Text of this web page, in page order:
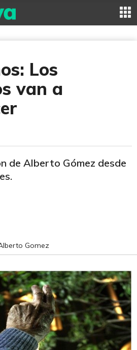
Los
van a
de Alberto Gómez desde
Gomez